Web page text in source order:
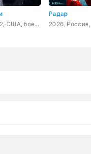
2022, США, боевик, криминал
Радар